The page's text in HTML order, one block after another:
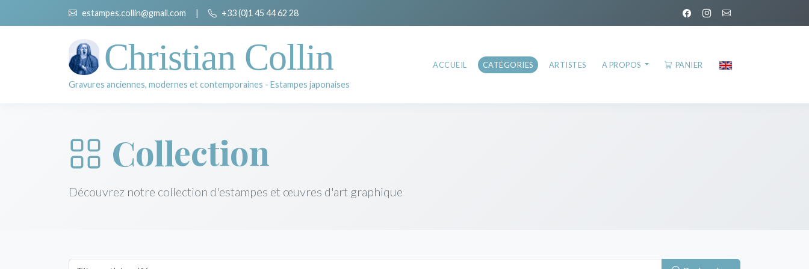
estampes.collin@gmail.com | +33 (0)1 45 44 62 28
Christian Collin
Gravures anciennes, modernes et contemporaines - Estampes japonaises
ACCUEIL CATÉGORIES ARTISTES A PROPOS PANIER
Collection
Découvrez notre collection d'estampes et œuvres d'art graphique